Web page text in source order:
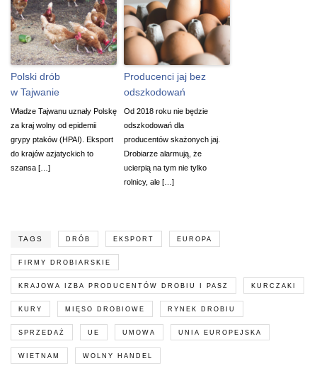
Polski drób
w Tajwanie
Władze Tajwanu uznały Polskę
za kraj wolny od epidemii
grypy ptaków (HPAI). Eksport
do krajów azjatyckich to
szansa […]
Producenci jaj bez
odszkodowań
Od 2018 roku nie będzie
odszkodowań dla
producentów skażonych jaj.
Drobiarze alarmują, że
ucierpią na tym nie tylko
rolnicy, ale […]
TAGS DRÓB EKSPORT EUROPA
FIRMY DROBIARSKIE
KRAJOWA IZBA PRODUCENTÓW DROBIU I PASZ KURCZAKI
KURY MIĘSO DROBIOWE RYNEK DROBIU
SPRZEDAŻ UE UMOWA UNIA EUROPEJSKA
WIETNAM WOLNY HANDEL